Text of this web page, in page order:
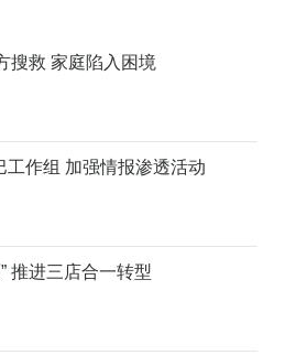
搜救 家庭陷入困境
作组 加强情报渗透活动
推进三店合一转型